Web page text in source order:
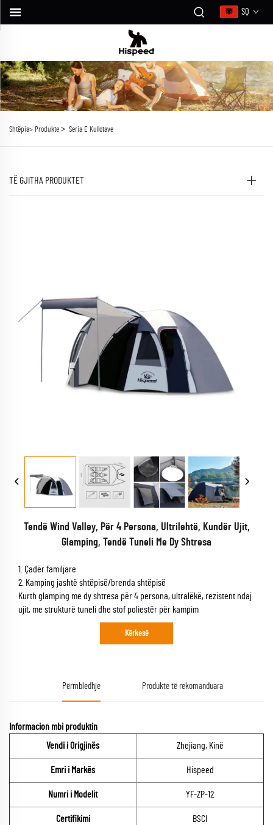
SQ
Shtëpia> Produkte > Seria E Kullotave
TË GJITHA PRODUKTET
Tendë Wind Valley, Për 4 Persona, Ultrilehtë, Kundër Ujit,
Glamping, Tendë Tuneli Me Dy Shtresa
1. Çadër familjare
2. Kamping jashtë shtëpisë/brenda shtëpisë
Kurth glamping me dy shtresa për 4 persona, ultralëkë, rezistent ndaj
ujit, me strukturë tuneli dhe stof poliestër për kampim
Kërkesë
Përmbledhje Produkte të rekomanduara
Informacion mbi produktin
Vendi i Origjinës
Zhejiang, Kinë
Emri i Markës Hispeed
Numri i Modelit YF-ZP-12
Certifikimi BSCI